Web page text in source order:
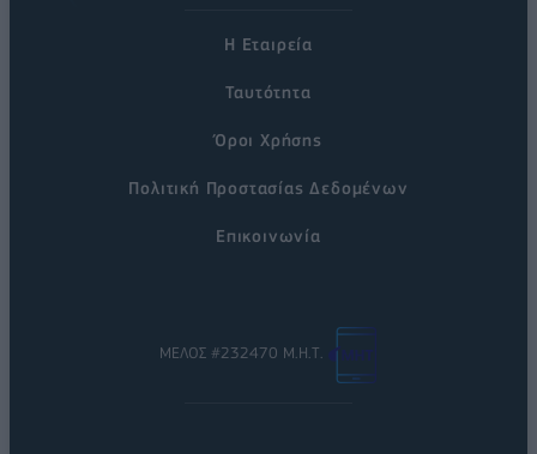
Η Εταιρεία
Ταυτότητα
Όροι Χρήσης
Πολιτική Προστασίας Δεδομένων
Επικοινωνία
ΜΕΛΟΣ #232470 Μ.Η.Τ.